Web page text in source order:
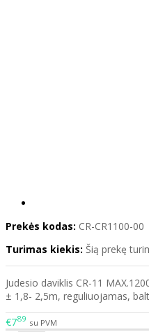
Prekės kodas: CR-CR1100-00
Turimas kiekis: Šią prekę
Judesio daviklis CR-11
± 1,8- 2,5m, reguliuojamas,
€789 su PVM